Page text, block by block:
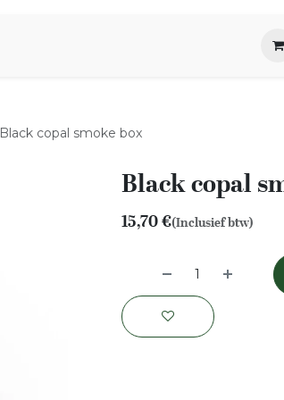
Black copal smoke box
Black copal
15,70€(Inclusief btw)